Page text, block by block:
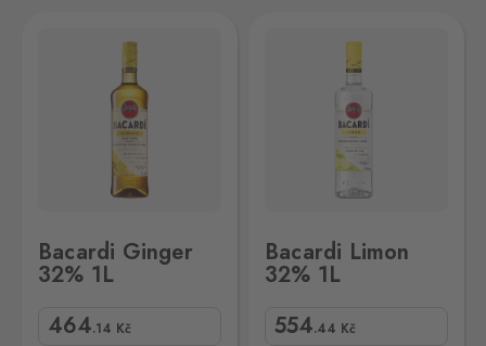
Bacardi Ginger
32% 1L
464.14 Kč
Bacardi Limon
32% 1L
554.44 Kč